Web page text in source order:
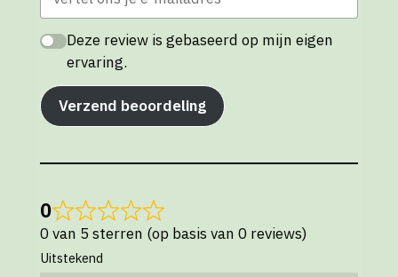
Deze review is gebaseerd op mijn eigen
ervaring.
Verzend beoordeling
0
0 van 5 sterren (op basis van 0 reviews)
Uitstekend